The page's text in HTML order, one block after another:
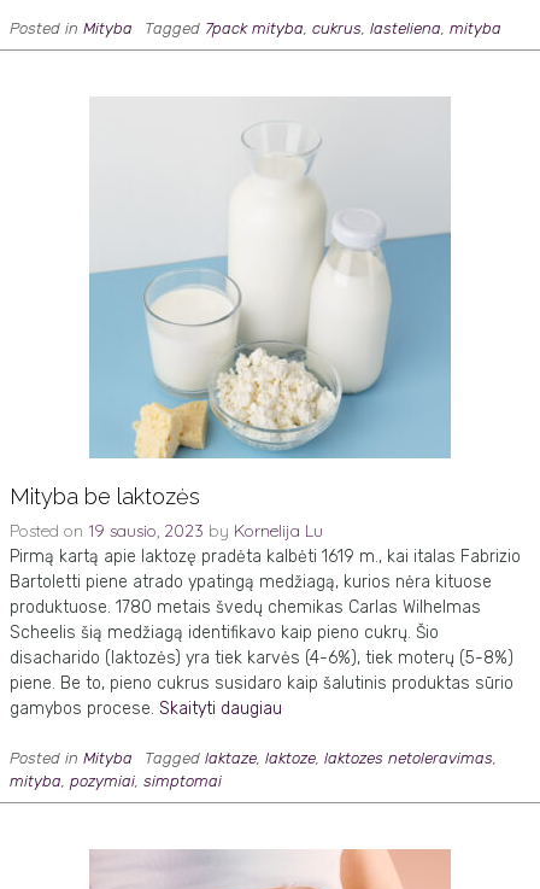
Posted in Mityba Tagged 7pack mityba, cukrus, lasteliena, mityba
Mityba be laktozės
Posted on 19 sausio, 2023 by Kornelija Lu
Pirmą kartą apie laktozę pradėta kalbėti 1619 m., kai italas Fabrizio
Bartoletti piene atrado ypatingą medžiagą, kurios nėra kituose
produktuose. 1780 metais švedų chemikas Carlas Wilhelmas
Scheelis šią medžiagą identifikavo kaip pieno cukrų. Šio
disacharido (laktozės) yra tiek karvės (4-6%), tiek moterų (5-8%)
piene. Be to, pieno cukrus susidaro kaip šalutinis produktas sūrio
gamybos procese. Skaityti daugiau
Posted in Mityba Tagged laktaze, laktoze, laktozes netoleravimas,
mityba, pozymiai, simptomai